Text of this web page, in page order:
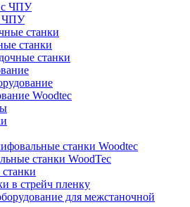
с ЧПУ
ЧПУ
станки
станки
станки
Woodtec
станки Woodtec
станки WoodTec
в стрейч пленку
для межстаночной